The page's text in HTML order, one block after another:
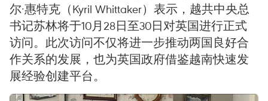
尔·惠特克（Kyril Whittaker）表示，越共中央总
书记苏林将于10月28日至30日对英国进行正式
访问。此次访问不仅将进一步推动两国良好合
作关系的发展，也为英国政府借鉴越南快速发
展经验创建平台。